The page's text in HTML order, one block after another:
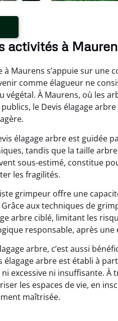
activités à
à Maurens s’appuie sur une
comme élagueur ne
végétal. À Maurens, où les
le Devis élagage
élagage arbre est guidée
tandis que la taille
sous-estimé, constitue
les fragilités.
grimpeur offre une
aux techniques de
arbre ciblé, limitant les
responsable, après
arbre, c’est aussi
élagage arbre est établi à
excessive ni insuffisante.
les espaces de vie, en
maîtrisée.